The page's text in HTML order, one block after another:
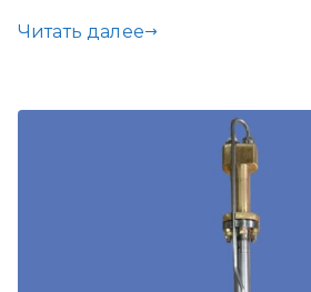
Читать далее